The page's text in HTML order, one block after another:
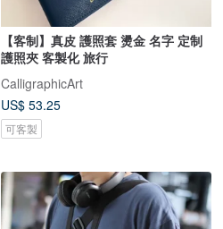
【客制】真皮 護照套 燙金 名字 定制
護照夾 客製化 旅行
CalligraphicArt
US$ 53.25
可客製